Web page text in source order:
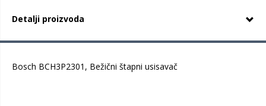
Detalji proizvoda
Bosch BCH3P2301, Bežični štapni usisavač